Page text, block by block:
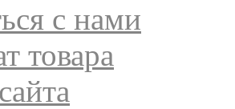
с нами
товара